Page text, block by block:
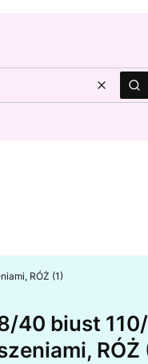
Wyczyść
RÓŻ (1)
40 biust
RÓŻ